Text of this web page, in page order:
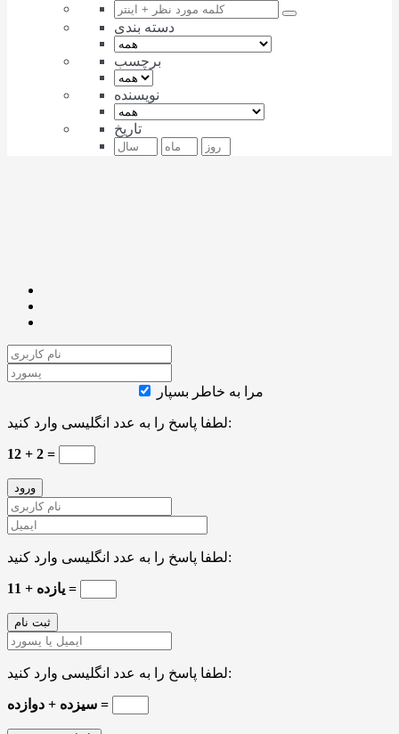
دسته بندی
برچسب
نویسنده
تاریخ
مرا به خاطر بسپار
لطفا پاسخ را به عدد انگلیسی وارد کنید:
12 + 2 =
لطفا پاسخ را به عدد انگلیسی وارد کنید:
11 + یازده =
لطفا پاسخ را به عدد انگلیسی وارد کنید:
سیزده + دوازده =